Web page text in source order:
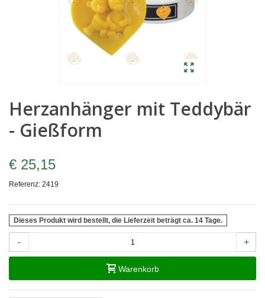
Herzanhänger mit Teddybär
- Gießform
€ 25,15
Referenz: 2419
Dieses Produkt wird bestellt, die Lieferzeit beträgt ca. 14 Tage.
- +
Warenkorb